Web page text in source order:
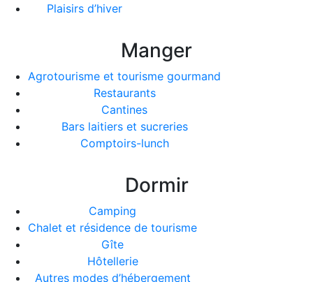
Plaisirs d’hiver
Manger
Agrotourisme et tourisme gourmand
Restaurants
Cantines
Bars laitiers et sucreries
Comptoirs-lunch
Dormir
Camping
Chalet et résidence de tourisme
Gîte
Hôtellerie
Autres modes d’hébergement